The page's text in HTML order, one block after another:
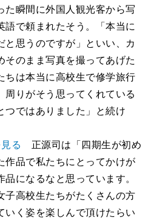
瞬間に外国人観光客から写
で頼まれたそう。「本当に
思うのですが」といい、カ
そのまま写真を撮ってあげた
ちは本当に高校生で修学旅行
りがそう思ってくれている
つではありました」と続け
る 正源司は「四期生が初め
作品で私たちにとってかけが
になるなと思っています。
子高校生たちがたくさんの方
いく姿を楽しんで頂けたらい